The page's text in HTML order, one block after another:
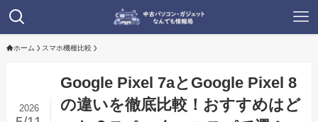
ホーム スマホ機種比較
Google Pixel 7aとGoogle Pixel 8
の違いを徹底比較！おすすめはど
2026